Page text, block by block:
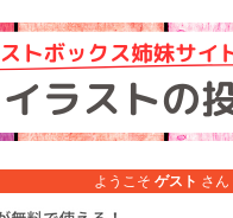
ようこそ ゲスト さん